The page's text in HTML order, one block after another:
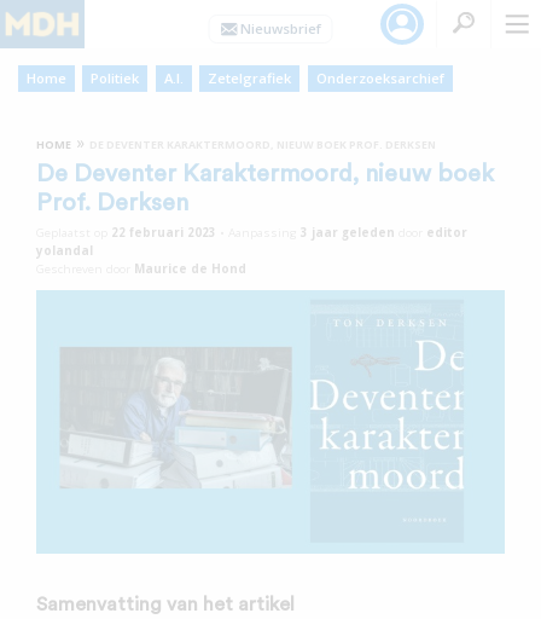
Home Politiek A.I. Zetelgrafiek Onderzoeksarchief
HOME »
De Deventer Karaktermoord, nieuw boek
Prof. Derksen
22 februari 2023 3 jaar geleden
editor
yolandal
Maurice de Hond
Samenvatting van het artikel